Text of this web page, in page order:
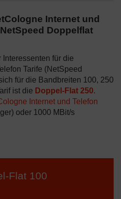
Internet und
Doppelflat
für die
Tarife (NetSpeed
für die Bandbreiten 100, 250
ist die Doppel-Flat 250.
Internet und Telefon
oder 1000 MBit/s
Flat 100